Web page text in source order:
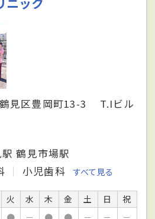
見区豊岡町13-3 T.Iビル
鶴見市場駅
小児歯科 すべて見る
火 水 木 金 土 日
祝